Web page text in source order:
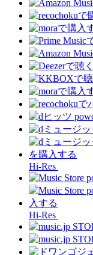
Hi-Res
Hi-Res